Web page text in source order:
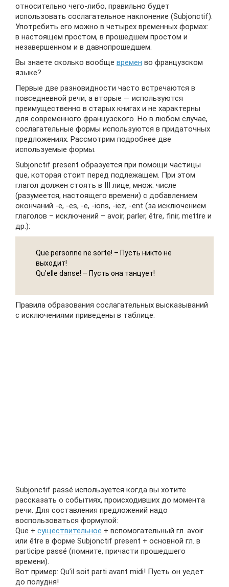
относительно чего-либо, правильно будет
использовать сослагательное наклонение (Subjonctif).
Употребить его можно в четырех временных формах:
в настоящем простом, в прошедшем простом и
незавершенном и в давнопрошедшем.
Вы знаете сколько вообще времен во французском
языке?
Первые две разновидности часто встречаются в
повседневной речи, а вторые — используются
преимущественно в старых книгах и не характерны
для современного французского. Но в любом случае,
сослагательные формы используются в придаточных
предложениях. Рассмотрим подробнее две
используемые формы.
Subjonctif present образуется при помощи частицы
que, которая стоит перед подлежащем. При этом
глагол должен стоять в III лице, множ. числе
(разумеется, настоящего времени) с добавлением
окончаний -е, -es, -е, -ions, -iez, -ent (за исключением
глаголов – исключений – avoir, parler, être, finir, mettre и
др.):
Que personne ne sorte! – Пусть никто не
выходит!
Qu’elle danse! – Пусть она танцует!
Правила образования сослагательных высказываний
с исключениями приведены в таблице:
Subjonctif passé используется когда вы хотите
рассказать о событиях, происходивших до момента
речи. Для составления предложений надо
воспользоваться формулой:
Que + существительное + вспомогательный гл. avoir
или être в форме Subjonctif present + основной гл. в
participe passé (помните, причасти прошедшего
времени).
Вот пример: Qu’il soit parti avant midi! Пусть он уедет
до полудня!